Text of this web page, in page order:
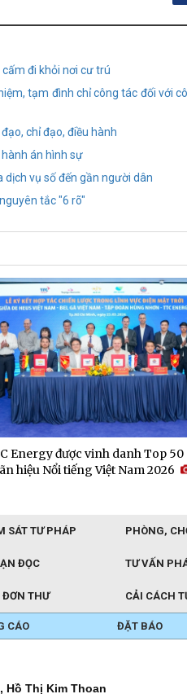
đi khỏi nơi cư trú
tạm đình chỉ công tác đối với
chỉ đạo, điều hành
án hình sự
vụ số đến gần người dân
tắc "6 rõ"
Energy được vinh danh Top 50
hiệu Nổi tiếng Việt Nam 2026
SÁT TƯ PHÁP PHÒNG,
ĐỌC TƯ VẤN
ĐƠN THƯ CẢI CÁCH
CÁO ĐẶT BÁO
Hồ Thị Kim Thoan